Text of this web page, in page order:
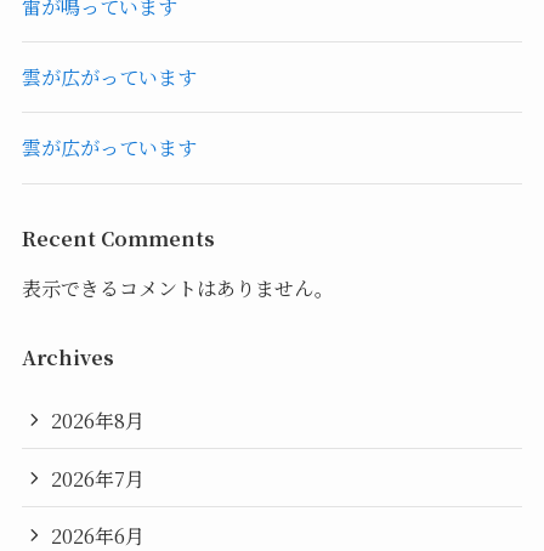
雷が鳴っています
雲が広がっています
雲が広がっています
Recent Comments
表示できるコメントはありません。
Archives
2026年8月
2026年7月
2026年6月